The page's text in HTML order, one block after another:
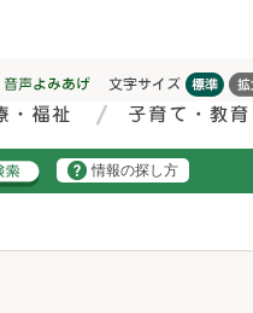
情報の探し方